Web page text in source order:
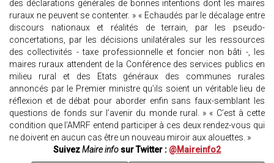
des déclarations générales de bonnes intentions dont les maires
ruraux ne peuvent se contenter. » « Echaudés par le décalage entre
discours nationaux et réalités de terrain, par les pseudo-
concertations, par les décisions unilatérales sur les ressources
des collectivités - taxe professionnelle et foncier non bâti -, les
maires ruraux attendent de la Conférence des services publics en
milieu rural et des Etats généraux des communes rurales
annoncés par le Premier ministre qu’ils soient un véritable lieu de
réflexion et de débat pour aborder enfin sans faux-semblant les
questions de fonds sur l’avenir du monde rural. » « C’est à cette
condition que l’AMRF entend participer à ces deux rendez-vous qui
ne doivent en aucun cas être un nouveau miroir aux alouettes. »
SuivezMaire info sur Twitter : @Maireinfo2